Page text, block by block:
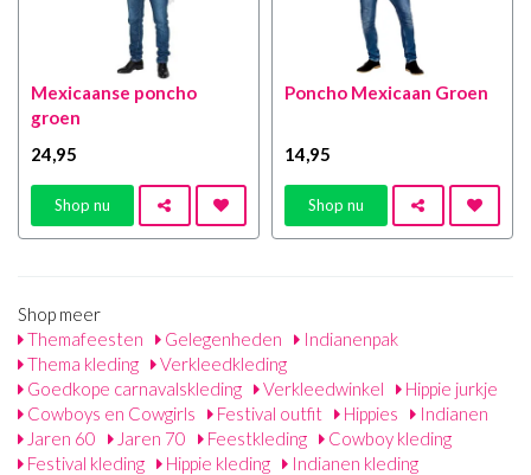
Mexicaanse poncho
groen
24 ,95
Shop nu
Poncho Mexicaan Groen
14 ,95
Shop nu
Shop meer
Themafeesten
Gelegenheden
Indianenpak
Thema kleding
Verkleedkleding
Goedkope carnavalskleding
Verkleedwinkel
Hippie jurkje
Cowboys en Cowgirls
Festival outfit Hippies
Indianen
Jaren 60
Jaren 70 Feestkleding
Cowboy kleding
Festival kleding
Hippie kleding
Indianen kleding